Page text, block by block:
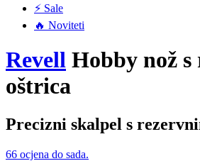
⚡ Sale
🔥 Noviteti
Revell Hobby nož
oštrica
Precizni skalpel s
66 ocjena do sada.